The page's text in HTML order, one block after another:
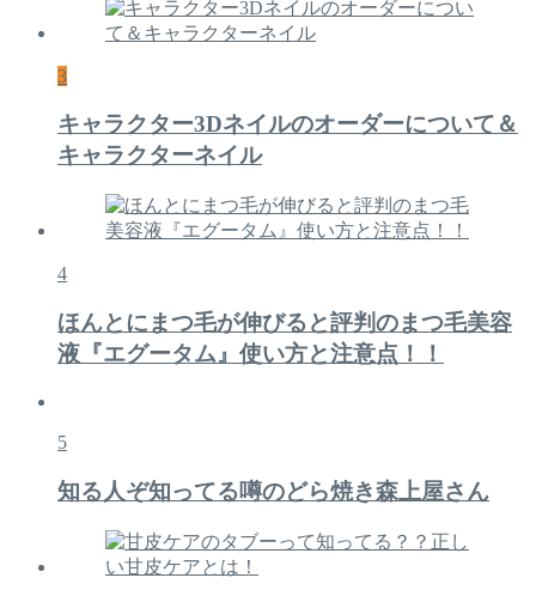
3
キャラクター3Dネイルのオーダーについて＆
キャラクターネイル
4
ほんとにまつ毛が伸びると評判のまつ毛美容
液『エグータム』使い方と注意点！！
5
知る人ぞ知ってる噂のどら焼き森上屋さん